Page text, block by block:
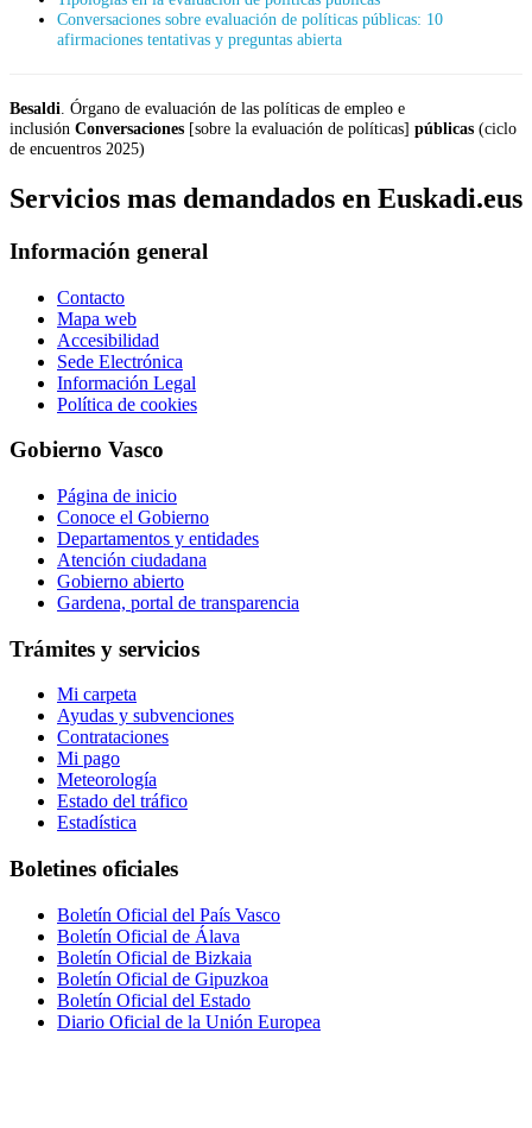
Conversaciones sobre evaluación de políticas públicas: 10
afirmaciones tentativas y preguntas abierta
Besaldi . Órgano de evaluación de las políticas de empleo e
inclusión Conversaciones [sobre la evaluación de políticas] públicas (ciclo
de encuentros 2025)
Servicios mas demandados en Euskadi.eus
Información general
Contacto
Mapa web
Accesibilidad
Sede Electrónica
Información Legal
Política de cookies
Gobierno Vasco
Página de inicio
Conoce el Gobierno
Departamentos y entidades
Atención ciudadana
Gobierno abierto
Gardena, portal de transparencia
Trámites y servicios
Mi carpeta
Ayudas y subvenciones
Contrataciones
Mi pago
Meteorología
Estado del tráfico
Estadística
Boletines oficiales
Boletín Oficial del País Vasco
Boletín Oficial de Álava
Boletín Oficial de Bizkaia
Boletín Oficial de Gipuzkoa
Boletín Oficial del Estado
Diario Oficial de la Unión Europea